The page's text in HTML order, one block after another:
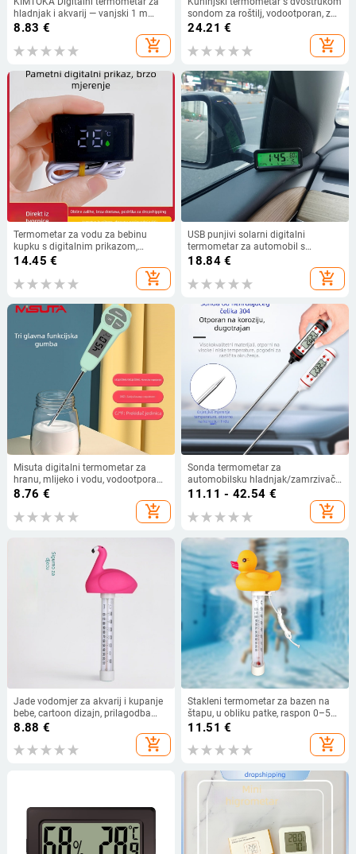
hladnjak i akvarij — vanjski 1 m
senzor, raspon -50°C do 70°C,
rezolucija 0.1°C, mjerni kabel 1.5 m
8.83 €
add_shopping_cart
sondom za roštilj, vodootporan, za
meso, 0,1°C rezolucija, ABS + 304
24.21 €
add_shopping_cart
Termometar za vodu za bebinu
kupku s digitalnim prikazom,
vodootporan, Bobo
14.45 €
add_shopping_cart
USB punjivi solarni digitalni
termometar za automobil s
automatskim pozadinskim
temperature i vlage, USB Type-C
18.84€
add_shopping_cart
Misuta digitalni termometar za
hranu, mlijeko i vodu, vodootporan,
višenamjenski za suho i mokro
8.76 €
add_shopping_cart
Sonda termometar za
automobilsku hladnjak/zamrzivač i
kućni klima uređaj – mjerenje
temperature na izlaznom zraku
11.11 - 42.54 €
add_shopping_cart
Jade vodomjer za akvarij i kupanje
bebe, cartoon dizajn, prilagodba
dostupna, rezolucija temperature
8.88 €
add_shopping_cart
Stakleni termometar za bazen na
štapu, u obliku patke, raspon 0–50,
model Jdy0010, Jed
11.51 €
add_shopping_cart